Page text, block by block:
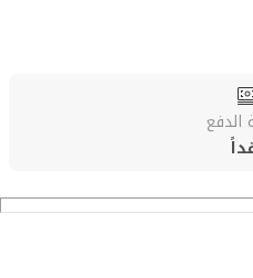
الدفع